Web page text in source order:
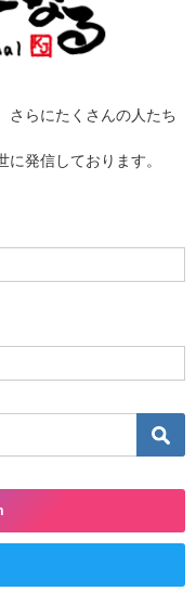
さらにたくさんの人たち
発信しております。